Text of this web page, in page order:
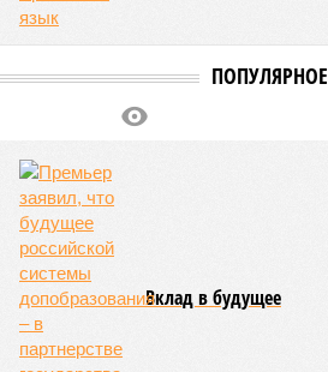
ПОПУЛЯРНОЕ
Вклад в будущее